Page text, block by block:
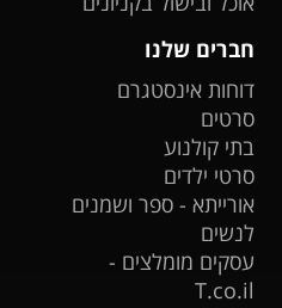
חברים שלנו
דוחות אינסטגרם
סרטים
בתי קולנוע
סרטי ילדים
אורייתא - ספר ושמנים
לנשים
עסקים מומלצים -
T.co.il